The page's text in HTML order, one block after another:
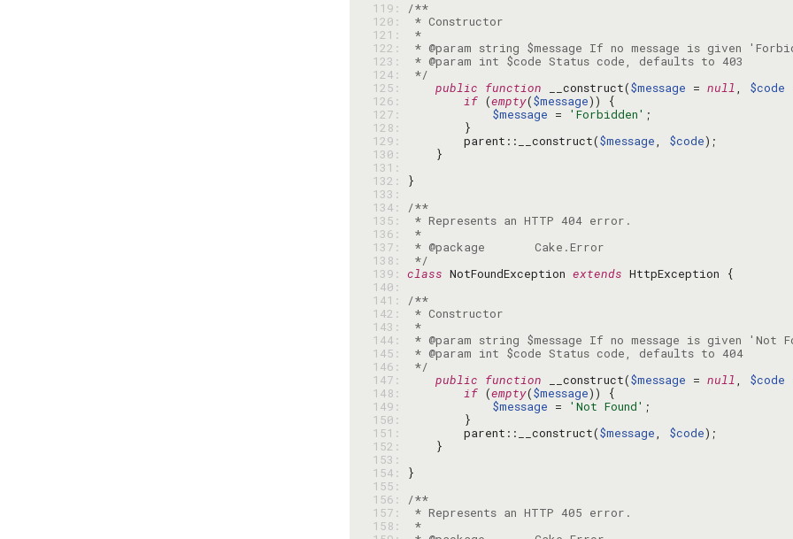
119:
120:
121:
122:
123:
124:
*/
125:
public function __construct($message = null, $code
126:
if (empty($message
127:
$message = 'Forbidden'
128:
129:
        parent::__construct(
$message, $code
130:
131:
132:
133:
134:
135:
136:
137:
138:
*/
139: class NotFoundException extends
140:
141:
142:
143:
144:
145:
146:
*/
147:
public function __construct($message = null, $code
148:
if (empty($message
149:
$message = 'Not Found'
150:
151:
        parent::__construct(
$message, $code
152:
153:
154:
155:
156:
157:
158: